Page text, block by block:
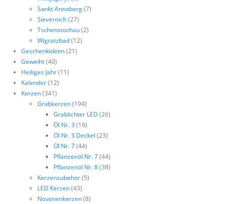
Sankt Annaberg(7)
Sievernich(27)
Tschenstochau(2)
Wigratzbad(12)
Geschenkideen(21)
Geweiht(40)
Heiliges Jahr(11)
Kalender(12)
Kerzen(341)
Grabkerzen(194)
Grablichter LED (26)
Öl Nr. 3(19)
Öl Nr. 3 Deckel (23)
Öl Nr. 7(44)
Pflanzenöl Nr. 7(44)
Pflanzenöl Nr. 8(38)
Kerzenzubehör(5)
LED Kerzen(43)
Novenenkerzen(8)